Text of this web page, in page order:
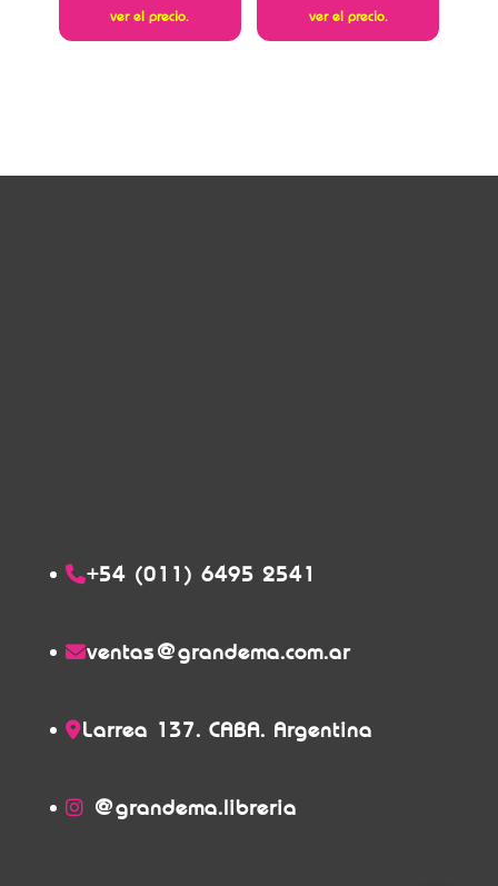
ver el precio.
ver el precio.
+54 (011) 6495 2541
ventas@grandema.com.ar
Larrea 137. CABA. Argentina
@grandema.libreria